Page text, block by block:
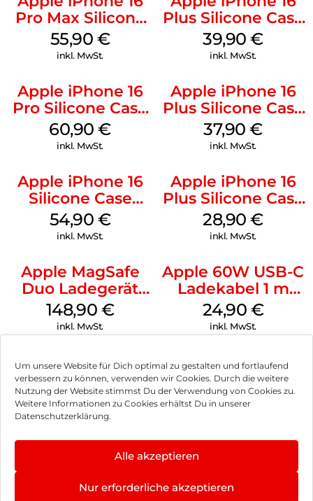
Um unsere Website für Dich optimal zu gestalten und fortlaufend
verbessern zu können, verwenden wir Cookies. Durch die weitere
Nutzung der Website stimmst Du der Verwendung von Cookies zu.
Weitere Informationen zu Cookies erhältst Du in unserer
Datenschutzerklärung.
Alle akzeptieren
Nur erforderliche akzeptieren
Pro Max Silicone
Case MagSafe
Stone Gray
55,90 €
inkl. MwSt.
Plus Silicone Case
MagSafe Plum
39,90€
inkl. MwSt.
Apple iPhone 16
Pro Silicone Case
MagSafe Stone
Gray
60,90€
inkl. MwSt.
Apple iPhone 16
Plus Silicone Case
MagSafe Lake
Green
37,90€
inkl. MwSt.
Apple iPhone 16
Silicone Case
MagSafe Black
54,90 €
inkl. MwSt.
Apple iPhone 16
Plus Silicone Case
MagSafe Black
28,90€
inkl. MwSt.
Apple MagSafe
Duo Ladegerät
Weiß
148,90 €
inkl. MwSt.
Apple 60W USB-C
Ladekabel 1 m
Weiß
24,90 €
inkl. MwSt.
Impressum